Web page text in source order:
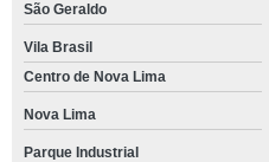
São Geraldo
Vila Brasil
Centro de Nova Lima
Nova Lima
Parque Industrial